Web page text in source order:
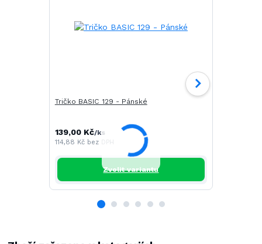
Tričko BASIC 129 - Pánské
139,00 Kč/ks
114,88 Kč bez DPH
Zvolit variantu